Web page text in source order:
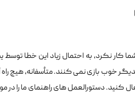
شما کار نکرد، به احتمال زیاد این خطا
خوب بازی نمی کنند. متأسفانه، هیچ
کنید. دستورالعمل های راهنمای ما را